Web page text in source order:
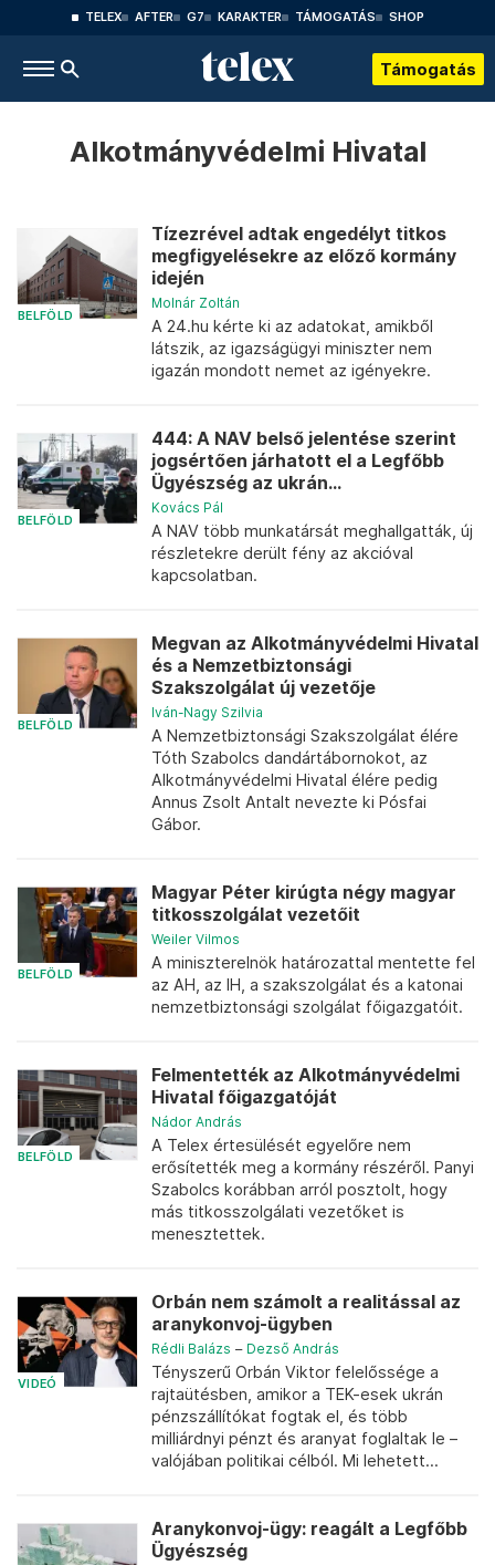
TELEX AFTER G7 KARAKTER TÁMOGATÁS SHOP
Támogatás
Alkotmányvédelmi Hivatal
BELFÖLD
Tízezrével adtak engedélyt titkos
megfigyelésekre az előző kormány
idején
Molnár Zoltán
A 24.hu kérte ki az adatokat, amikből
látszik, az igazságügyi miniszter nem
igazán mondott nemet az igényekre.
BELFÖLD
444: A NAV belső jelentése szerint
jogsértően járhatott el a Legfőbb
Ügyészség az ukrán...
Kovács Pál
A NAV több munkatársát meghallgatták, új
részletekre derült fény az akcióval
kapcsolatban.
BELFÖLD
Megvan az Alkotmányvédelmi Hivatal
és a Nemzetbiztonsági
Szakszolgálat új vezetője
Iván-Nagy Szilvia
A Nemzetbiztonsági Szakszolgálat élére
Tóth Szabolcs dandártábornokot, az
Alkotmányvédelmi Hivatal élére pedig
Annus Zsolt Antalt nevezte ki Pósfai
Gábor.
BELFÖLD
Magyar Péter kirúgta négy magyar
titkosszolgálat vezetőit
Weiler Vilmos
A miniszterelnök határozattal mentette fel
az AH, az IH, a szakszolgálat és a katonai
nemzetbiztonsági szolgálat főigazgatóit.
BELFÖLD
Felmentették az Alkotmányvédelmi
Hivatal főigazgatóját
Nádor András
A Telex értesülését egyelőre nem
erősítették meg a kormány részéről. Panyi
Szabolcs korábban arról posztolt, hogy
más titkosszolgálati vezetőket is
menesztettek.
VIDEÓ
Orbán nem számolt a realitással az
aranykonvoj-ügyben
Rédli Balázs – Dezső András
Tényszerű Orbán Viktor felelőssége a
rajtaütésben, amikor a TEK-esek ukrán
pénzszállítókat fogtak el, és több
milliárdnyi pénzt és aranyat foglaltak le –
valójában politikai célból. Mi lehetett...
Aranykonvoj-ügy: reagált a Legfőbb
Ügyészség